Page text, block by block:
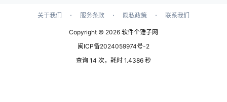
关于我们 · 服务条款 · 隐私政策 · 联系我们
Copyright © 2026 软件个锤子网
闽ICP备2024059974号-2
查询 14 次，耗时 1.4386 秒